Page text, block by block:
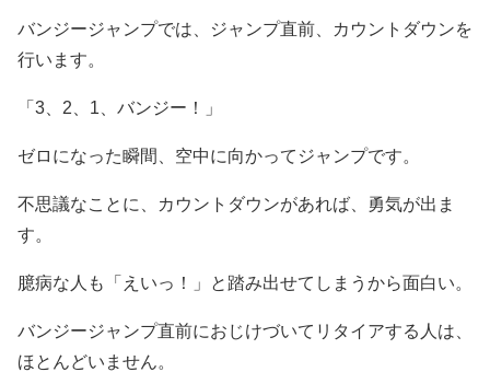
バンジージャンプでは、ジャンプ直前、カウントダウンを
行います。
「3、2、1、バンジー！」
ゼロになった瞬間、空中に向かってジャンプです。
不思議なことに、カウントダウンがあれば、勇気が出ま
す。
臆病な人も「えいっ！」と踏み出せてしまうから面白い。
バンジージャンプ直前におじけづいてリタイアする人は、
ほとんどいません。